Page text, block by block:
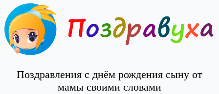
Поздравления с днём рождения сыну от
мамы своими словами